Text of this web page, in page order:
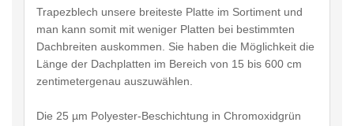
Trapezblech unsere breiteste Platte im Sortiment und
man kann somit mit weniger Platten bei bestimmten
Dachbreiten auskommen. Sie haben die Möglichkeit die
Länge der Dachplatten im Bereich von 15 bis 600 cm
zentimetergenau auszuwählen.
Die 25 µm Polyester-Beschichtung in Chromoxidgrün